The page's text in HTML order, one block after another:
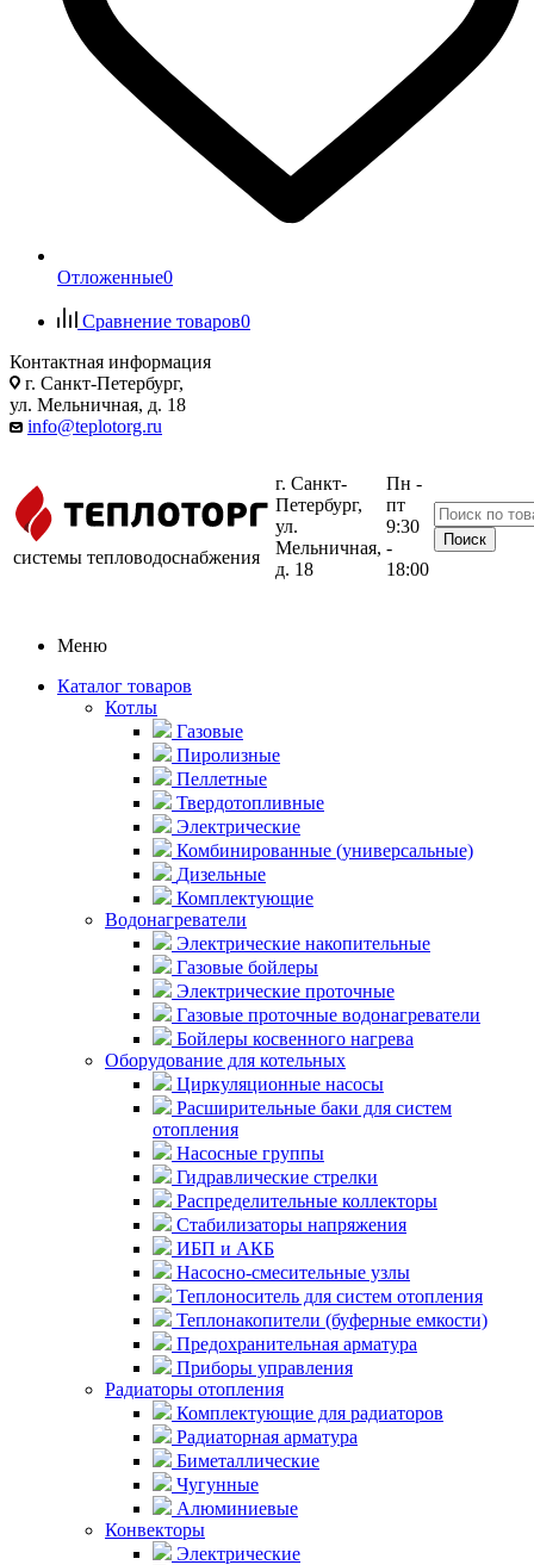
Отложенные0
Сравнение товаров0
Контактная информация
г. Санкт-Петербург,
ул. Мельничная, д. 18
info@teplotorg.ru
системы тепловодоснабжения
г. Санкт-
Петербург,
ул.
Мельничная,
д. 18
Пн -
пт
9:30
-
18:00
Меню
Каталог товаров
Котлы
Газовые
Пиролизные
Пеллетные
Твердотопливные
Электрические
Комбинированные (универсальные)
Дизельные
Комплектующие
Водонагреватели
Электрические накопительные
Газовые бойлеры
Электрические проточные
Газовые проточные водонагреватели
Бойлеры косвенного нагрева
Оборудование для котельных
Циркуляционные насосы
Расширительные баки для систем
отопления
Насосные группы
Гидравлические стрелки
Распределительные коллекторы
Стабилизаторы напряжения
ИБП и АКБ
Насосно-смесительные узлы
Теплоноситель для систем отопления
Теплонакопители (буферные емкости)
Предохранительная арматура
Приборы управления
Радиаторы отопления
Комплектующие для радиаторов
Радиаторная арматура
Биметаллические
Чугунные
Алюминиевые
Конвекторы
Электрические